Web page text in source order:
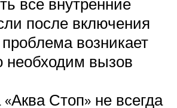
после включения
возникает
необходим вызов
Стоп» не всегда